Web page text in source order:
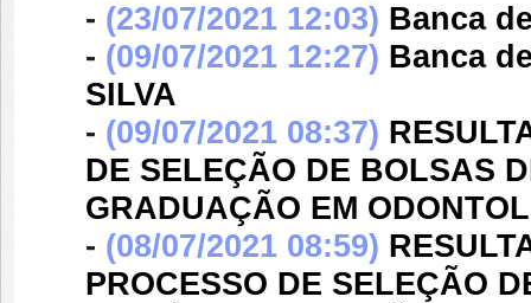
- (23/07/2021 12:03) Banca
- (09/07/2021 12:27) Banca
SILVA
- (09/07/2021 08:37)
DE SELEÇÃO DE BOLSAS
GRADUAÇÃO EM
- (08/07/2021 08:59)
PROCESSO DE SELEÇÃO